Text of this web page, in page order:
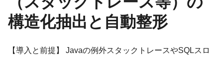
構造化抽出と自動整形
【導入と前提】 Javaの例外スタックトレースやSQLスロ